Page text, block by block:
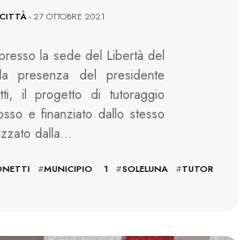
- 27 OTTOBRE 2021
la sede del Libertà del
presenza del presidente
il progetto di tutoraggio
e finanziato dallo stesso
dalla…
#MUNICIPIO 1 #SOLELUNA #TUTOR